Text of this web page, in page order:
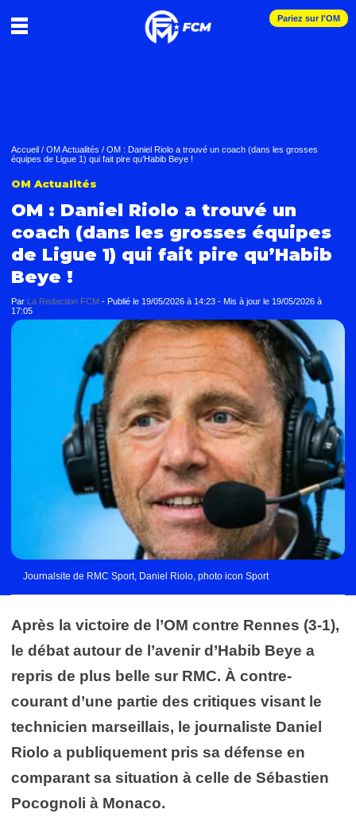
Pariez sur l'OM
Accueil / OM Actualités / OM : Daniel Riolo a trouvé un coach (dans les grosses
équipes de Ligue 1) qui fait pire qu’Habib Beye !
OM Actualités
OM : Daniel Riolo a trouvé un
coach (dans les grosses équipes
de Ligue 1) qui fait pire qu’Habib
Beye !
Par La Redaction FCM - Publié le 19/05/2026 à 14:23 - Mis à jour le 19/05/2026 à
17:05
Journalsite de RMC Sport, Daniel Riolo, photo icon Sport
Après la victoire de l’OM contre Rennes (3-1),
le débat autour de l’avenir d’Habib Beye a
repris de plus belle sur RMC. À contre-
courant d’une partie des critiques visant le
technicien marseillais, le journaliste Daniel
Riolo a publiquement pris sa défense en
comparant sa situation à celle de Sébastien
Pocognoli à Monaco.